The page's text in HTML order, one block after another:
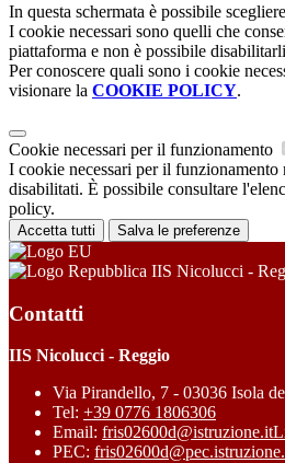
In questa schermata è possibile
I cookie necessari sono quelli che
piattaforma e non è possibile
Per conoscere quali sono i cookie
visionare la COOKIE POLICY.
Cookie necessari per il funzionamento
I cookie necessari per il funzionamento
disabilitati. È possibile consultare
policy.
Accetta tutti Salva le preferenze
IIS Nicolucci -
Contatti
IIS Nicolucci - Reggio
Via Pirandello, 7 - 03036 Isola
Tel: +39 0776 1806306
Email: fris02600d@istruzione.it
PEC: